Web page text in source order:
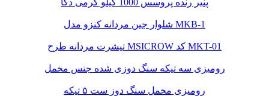
پنیر رنده پروسس 1000 کیلو گرمی دگا
شلوار جین مردانه کنزو مدل MKB-1
تیشرت مردانه طرح MSICROW کد MKT-01
رومیزی سه تیکه سنگ دوزی شده جنس مخمل
رومیزی مخمل سنگ دوز ست ۵ تیکه